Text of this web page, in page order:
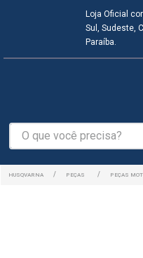
Loja Oficial
Sul, Sudeste,
Paraíba.
O que você precisa?
PEÇAS PEÇAS